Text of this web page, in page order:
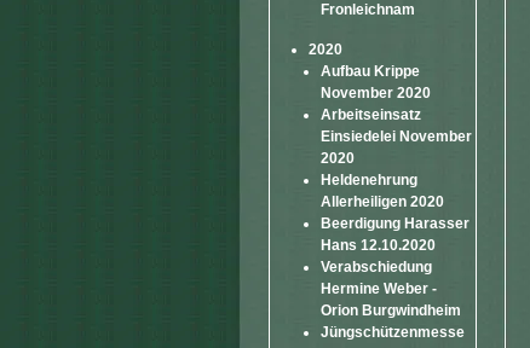
Fronleichnam
2020
Aufbau Krippe
November 2020
Arbeitseinsatz
Einsiedelei November
2020
Heldenehrung
Allerheiligen 2020
Beerdigung Harasser
Hans 12.10.2020
Verabschiedung
Hermine Weber -
Orion Burgwindheim
Jüngschützenmesse